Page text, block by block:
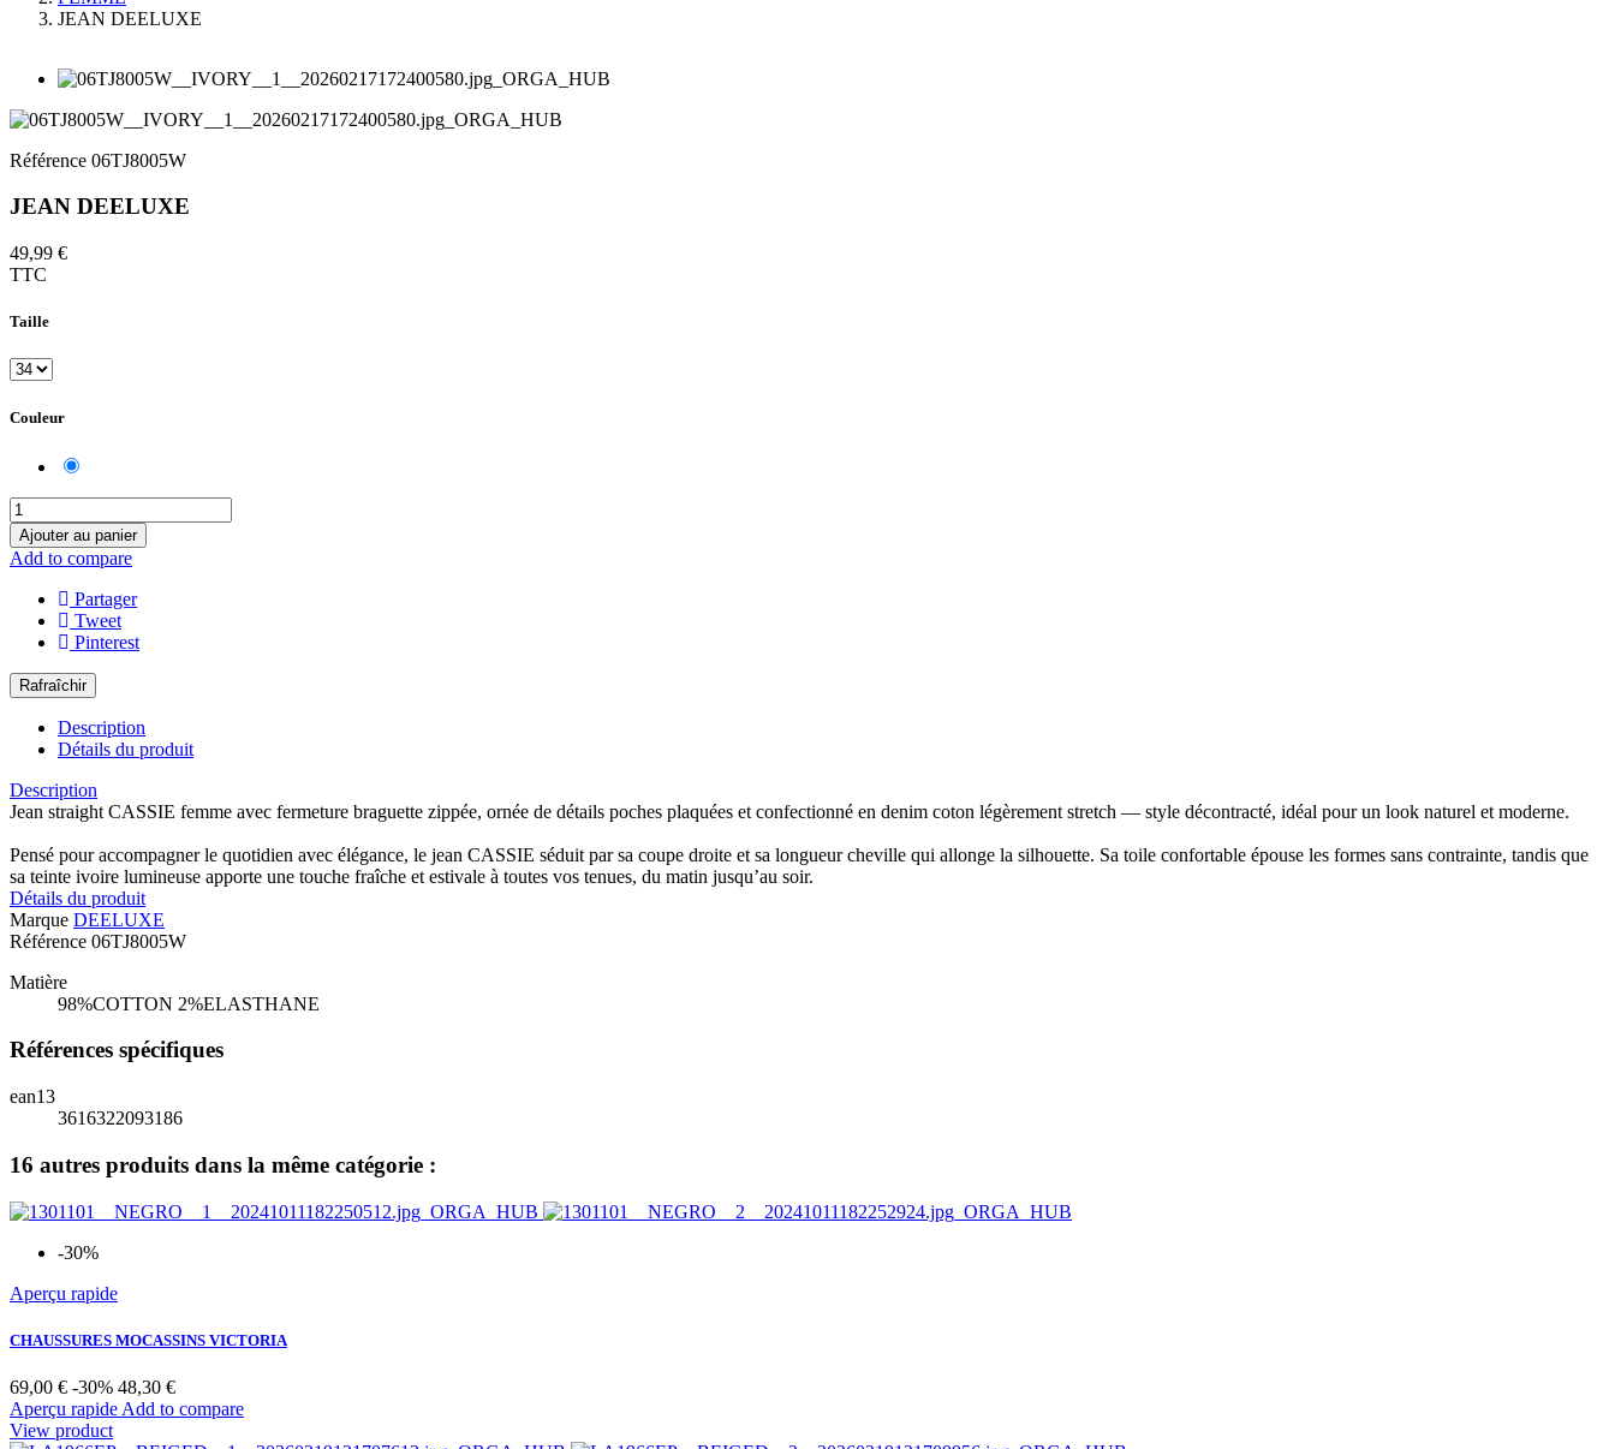
JEAN DEELUXE
Référence 06TJ8005W
JEAN DEELUXE
49,99 €
TTC
Taille
Couleur
Ajouter au panier
Add to compare
Partager
Tweet
Pinterest
Description
Détails du produit
Description
Jean straight CASSIE femme avec fermeture braguette zippée, ornée de détails poches plaquées et confectionné en denim coton légèrement stretch — style décontracté, idéal pour un look naturel et moderne.
Pensé pour accompagner le quotidien avec élégance, le jean CASSIE séduit par sa coupe droite et sa longueur cheville qui allonge la silhouette. Sa toile confortable épouse les formes sans contrainte, tandis que
sa teinte ivoire lumineuse apporte une touche fraîche et estivale à toutes vos tenues, du matin jusqu’au soir.
Détails du produit
Marque DEELUXE
Référence 06TJ8005W
Matière
98%COTTON 2%ELASTHANE
Références spécifiques
ean13
3616322093186
16 autres produits dans la même catégorie :
-30%
Aperçu rapide
CHAUSSURES MOCASSINS VICTORIA
Prix
de
base
69,00 € -30% Prix
48,30 €
Aperçu rapide Add to compare
View product